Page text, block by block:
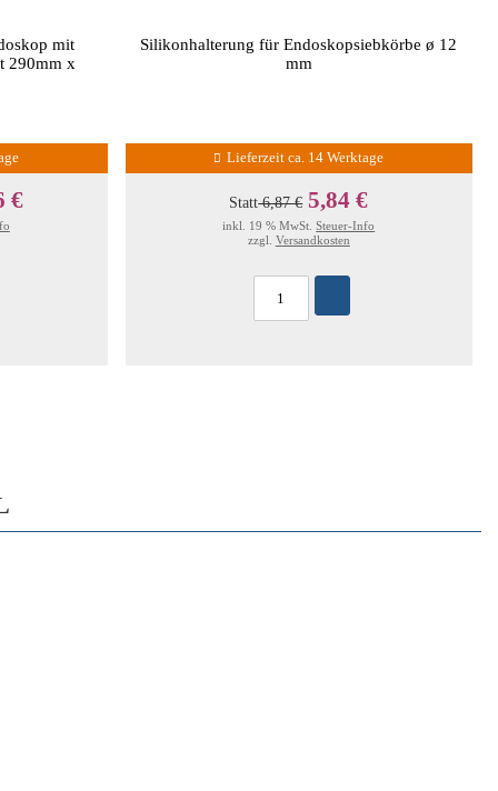
mit
290mm x
€
Silikonhalterung für Endoskopsiebkörbe ø 12
mm
Lieferzeit ca. 14 Werktage
Statt6,87 € 5,84 €
inkl. 19 % MwSt.Steuer-Info
zzgl. Versandkosten